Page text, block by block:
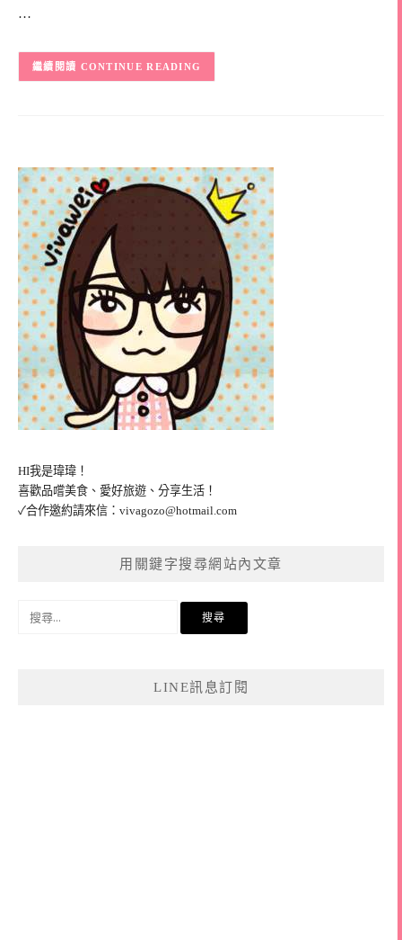
…
CONTINUE READING
HI我是瑋瑋！
喜歡品嚐美食、愛好旅遊、分享生活！
✓合作邀約請來信： vivagozo@hotmail.com
用關鍵字搜尋網站內文章
LINE訊息訂閱